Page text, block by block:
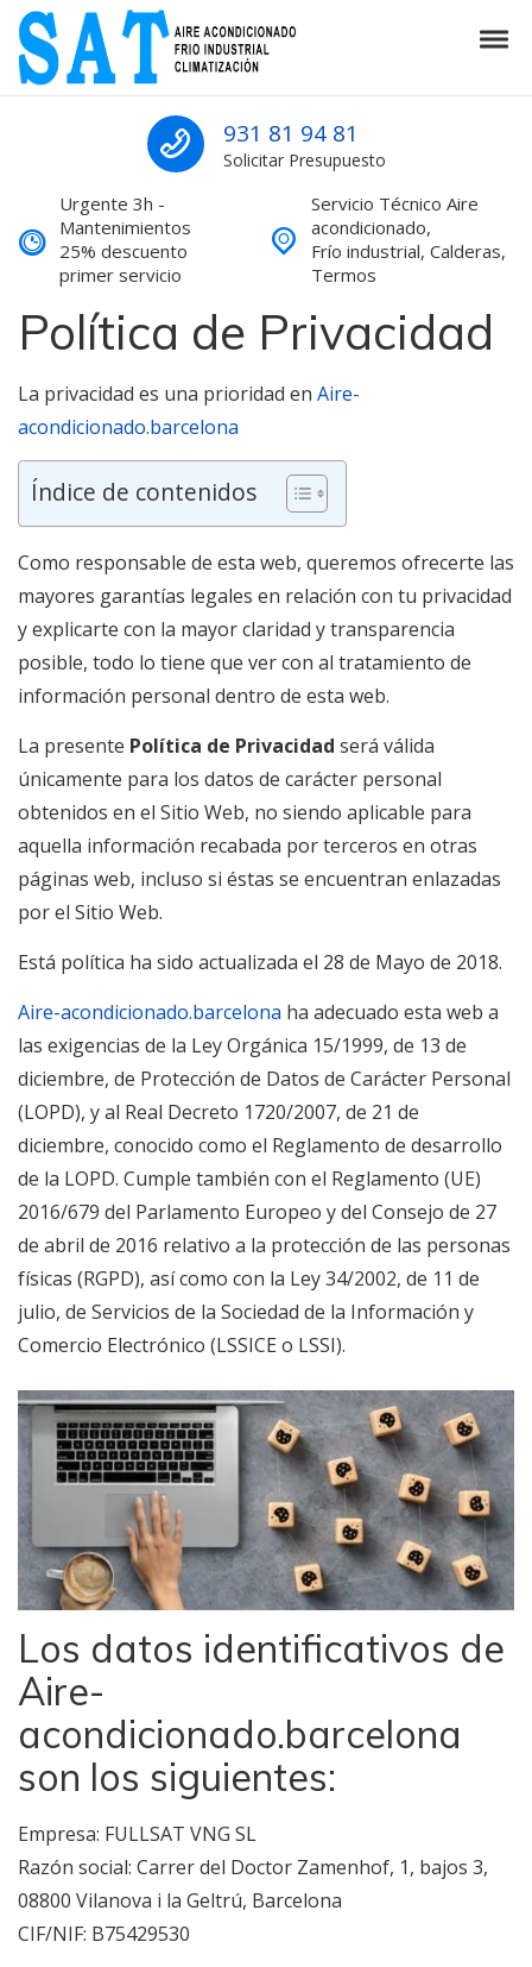
Skip to navigation
Skip to content
SAT Aire acondicionado Barcelona
SAT Aire acondicionado Barcelona Servicio Técnico
931 81 94 81
Solicitar Presupuesto
Urgente 3h -
Mantenimientos
25% descuento
primer servicio
Servicio Técnico Aire
acondicionado,
Frío industrial, Calderas,
Termos
Política de Privacidad
La privacidad es una prioridad en Aire-
acondicionado.barcelona
Índice de contenidos
Como responsable de esta web, queremos ofrecerte las
mayores garantías legales en relación con tu privacidad
y explicarte con la mayor claridad y transparencia
posible, todo lo tiene que ver con al tratamiento de
información personal dentro de esta web.
La presente Política de Privacidad será válida
únicamente para los datos de carácter personal
obtenidos en el Sitio Web, no siendo aplicable para
aquella información recabada por terceros en otras
páginas web, incluso si éstas se encuentran enlazadas
por el Sitio Web.
Está política ha sido actualizada el 28 de Mayo de 2018.
Aire-acondicionado.barcelona ha adecuado esta web a
las exigencias de la Ley Orgánica 15/1999, de 13 de
diciembre, de Protección de Datos de Carácter Personal
(LOPD), y al Real Decreto 1720/2007, de 21 de
diciembre, conocido como el Reglamento de desarrollo
de la LOPD. Cumple también con el Reglamento (UE)
2016/679 del Parlamento Europeo y del Consejo de 27
de abril de 2016 relativo a la protección de las personas
físicas (RGPD), así como con la Ley 34/2002, de 11 de
julio, de Servicios de la Sociedad de la Información y
Comercio Electrónico (LSSICE o LSSI).
Los datos identificativos de
Aire-
acondicionado.barcelona
son los siguientes:
Empresa: FULLSAT VNG SL
Razón social: Carrer del Doctor Zamenhof, 1, bajos 3,
08800 Vilanova i la Geltrú, Barcelona
CIF/NIF: B75429530